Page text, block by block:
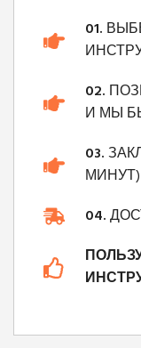
01.
02.
И МЫ
03.
МИНУТ)
04.